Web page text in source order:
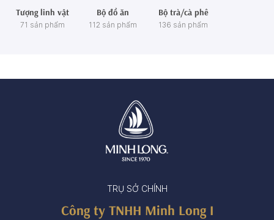
Tượng linh vật
71 sản phẩm
Bộ đồ ăn
112 sản phẩm
Bộ trà/cà phê
136 sản phẩm
TRỤ SỞ CHÍNH
Công ty TNHH Minh Long I